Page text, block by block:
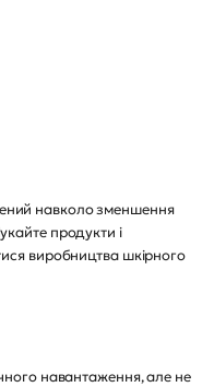
навколо зменшення
продукти і
виробництва шкірного
навантаження, але не